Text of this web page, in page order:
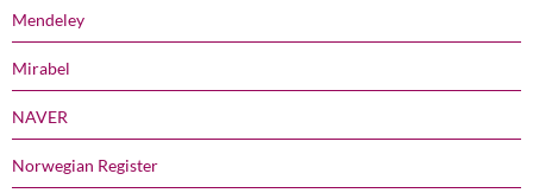
Mendeley
Mirabel
NAVER
Norwegian Register